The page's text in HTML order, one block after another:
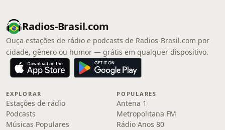
Radios-Brasil.com
Ouça estações de rádio e podcasts de Radios-Brasil.com por
cidade, gênero ou humor — grátis em qualquer dispositivo.
EXPLORAR
Estações de rádio
Podcasts
Músicas Populares
POPULARES
Antena 1
Metropolitana FM
Rádio Anos 80